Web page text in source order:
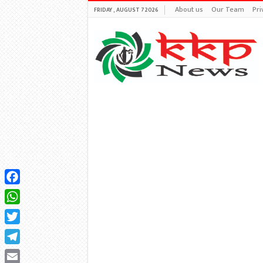
FRIDAY , AUGUST 7 2026 About us Our Team
Facebook
WhatsApp
Twitter
Telegram